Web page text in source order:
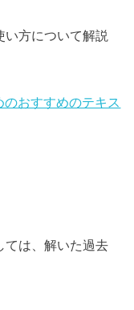
い方について解説
おすすめのテキス
ては、解いた過去